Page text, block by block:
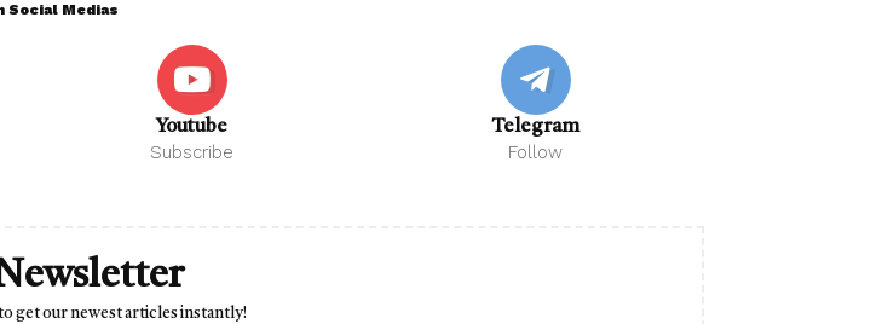
Social Medias
Youtube
Subscribe
Telegram
Follow
get our newest articles instantly!